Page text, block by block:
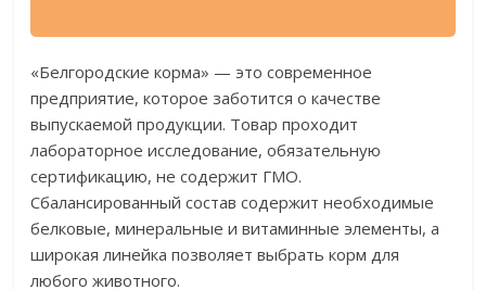
«Белгородские корма» — это современное
предприятие, которое заботится о качестве
выпускаемой продукции. Товар проходит
лабораторное исследование, обязательную
сертификацию, не содержит ГМО.
Сбалансированный состав содержит необходимые
белковые, минеральные и витаминные элементы, а
широкая линейка позволяет выбрать корм для
любого животного.